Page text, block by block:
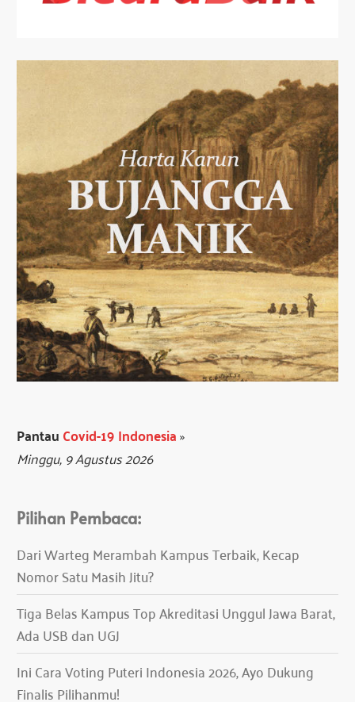
PantauCovid-19 Indonesia»
Minggu, 9 Agustus 2026
Pilihan Pembaca:
Dari Warteg Merambah Kampus Terbaik, Kecap
Nomor Satu Masih Jitu?
Tiga Belas Kampus Top Akreditasi Unggul Jawa Barat,
Ada USB dan UGJ
Ini Cara Voting Puteri Indonesia 2026, Ayo Dukung
Finalis Pilihanmu!